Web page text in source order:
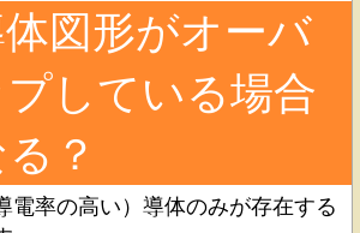
図形がオーバ
している場合
？
電率の高い）導体のみが存在する